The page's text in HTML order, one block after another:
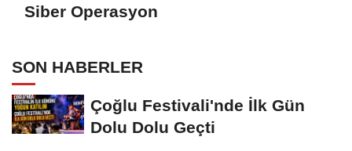
Siber Operasyon
SON HABERLER
Çoğlu Festivali'nde İlk Gün
Dolu Dolu Geçti